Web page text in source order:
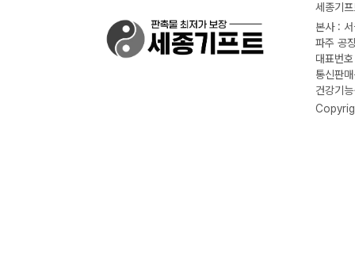
세종기
본사 :
파주 공
대표번
통신판
건강기